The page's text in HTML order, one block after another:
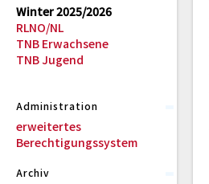
Winter 2025/2026
RLNO/NL
TNB Erwachsene
TNB Jugend
Administration
erweitertes
Berechtigungssystem
Archiv